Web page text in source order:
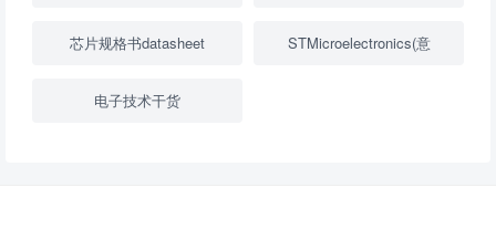
USB隔离器 1
芯片规格书datasheet STMicroelectronics(意
电子技术干货